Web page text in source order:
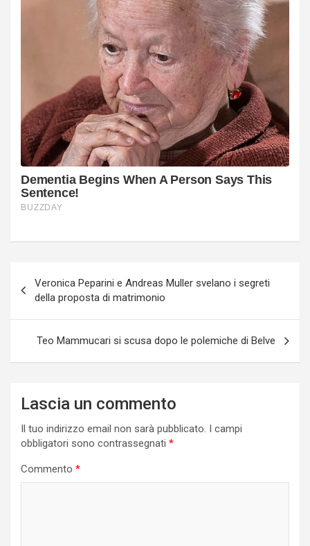
articoli
Veronica Peparini e Andreas Muller svelano i segreti
della proposta di matrimonio
Teo Mammucari si scusa dopo le polemiche di Belve
Lascia un commento
Il tuo indirizzo email non sarà pubblicato. I campi
obbligatori sono contrassegnati *
Commento *